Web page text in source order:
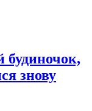
будиночок,
знову